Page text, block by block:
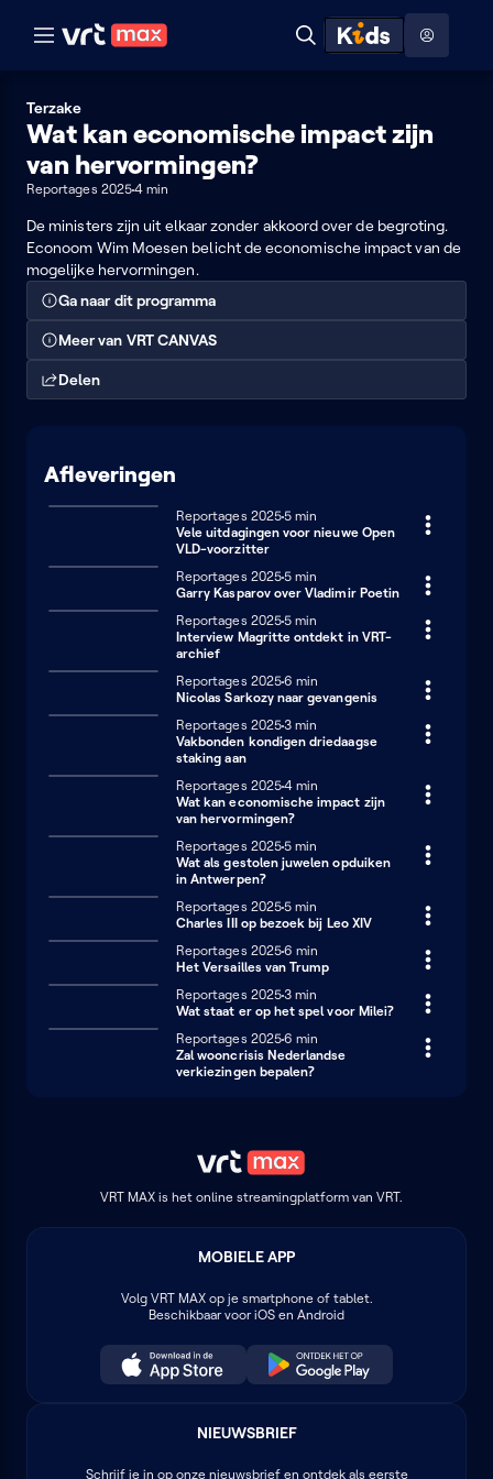
Naar hoofdinhoud Naar audiodescriptie Naar help
Zoeken
ontdekken
Terzake
Wat kan economische impact zijn
van hervormingen?
Reportages 20254 min
De ministers zijn uit elkaar zonder akkoord over de begroting.
Econoom Wim Moesen belicht de economische impact van de
mogelijke hervormingen.
Ga naar dit programma
Meer van VRT CANVAS
Delen
Afleveringen
Reportages 20255 minuten
5 min
Vele uitdagingen voor nieuwe Open
VLD-voorzitter
Reportages 20255 minuten
5 min
Garry Kasparov over Vladimir Poetin
Reportages 20255 minuten
5 min
Interview Magritte ontdekt in VRT-
archief
Reportages 20256 minuten
6 min
Nicolas Sarkozy naar gevangenis
Reportages 20253 minuten
3 min
Vakbonden kondigen driedaagse
staking aan
Reportages 20254 minuten
4 min
Wat kan economische impact zijn
van hervormingen?
Reportages 20255 minuten
5 min
Wat als gestolen juwelen opduiken
in Antwerpen?
Reportages 20255 minuten
5 min
Charles III op bezoek bij Leo XIV
Reportages 20256 minuten
6 min
Het Versailles van Trump
Reportages 20253 minuten
3 min
Wat staat er op het spel voor Milei?
Reportages 20256 minuten
6 min
Zal wooncrisis Nederlandse
verkiezingen bepalen?
VRT MAX is het online streamingplatform van VRT.
MOBIELE APP
Volg VRT MAXop je smartphone of tablet.
Beschikbaar voor iOS en Android
NIEUWSBRIEF
Schrijf je in op onze nieuwsbrief en ontdek als eerste